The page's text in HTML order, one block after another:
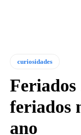
curiosidades
feriados
ano